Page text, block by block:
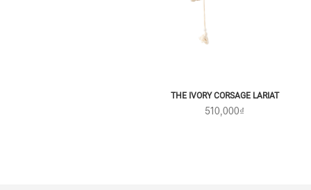
THE IVORY CORSAGE LARIAT
510,000₫